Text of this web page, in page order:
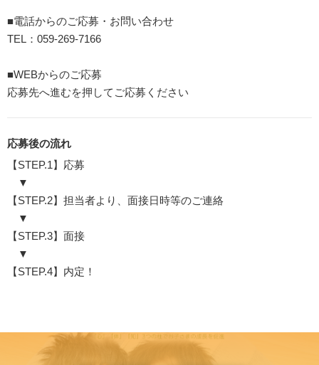
■電話からのご応募・お問い合わせ
TEL：059-269-7166
■WEBからのご応募
応募先へ進むを押してご応募ください
応募後の流れ
【STEP.1】応募
▼
【STEP.2】担当者より、面接日時等のご連絡
▼
【STEP.3】面接
▼
【STEP.4】内定！